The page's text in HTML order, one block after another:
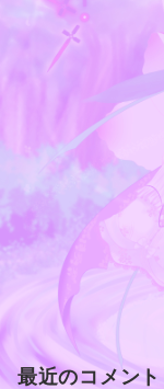
最近のコメント